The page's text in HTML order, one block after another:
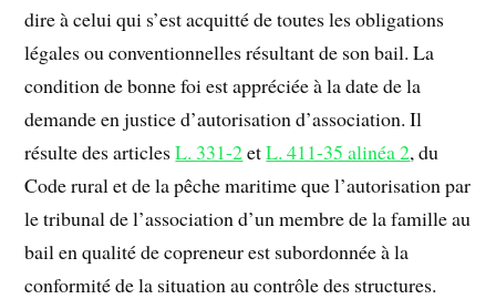
dire à celui qui s’est acquitté de toutes les obligations
légales ou conventionnelles résultant de son bail. La
condition de bonne foi est appréciée à la date de la
demande en justice d’autorisation d’association. Il
résulte des articlesL. 331-2etL. 411-35 alinéa 2, du
Code rural et de la pêche maritime que l’autorisation par
le tribunal de l’association d’un membre de la famille au
bail en qualité de copreneur est subordonnée à la
conformité de la situation au contrôle des structures.